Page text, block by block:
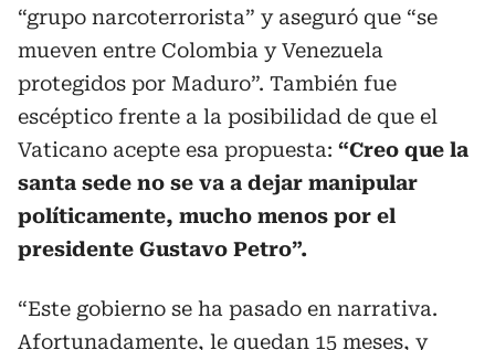
“grupo narcoterrorista” y aseguró que “se
mueven entre Colombia y Venezuela
protegidos por Maduro”. También fue
escéptico frente a la posibilidad de que el
Vaticano acepte esa propuesta: “Creo que la
santa sede no se va a dejar manipular
políticamente, mucho menos por el
presidente Gustavo Petro”.
“Este gobierno se ha pasado en narrativa.
Afortunadamente, le quedan 15 meses, y